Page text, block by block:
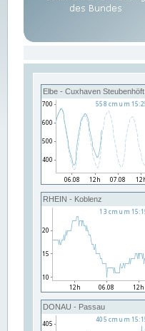
Elbe - Cuxhaven Steubenhöft
RHEIN - Koblenz
DONAU - Passau